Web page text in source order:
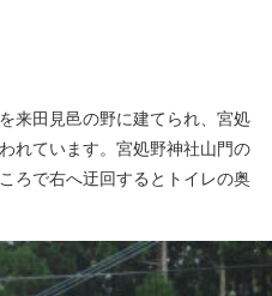
来田見邑の野に建てられ、宮処
れています。宮処野神社山門の
ろで右へ迂回するとトイレの奥